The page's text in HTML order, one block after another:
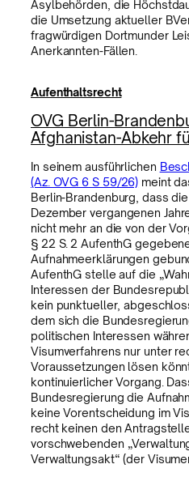
Asylbehörden, die
die Umsetzung aktueller
fragwürdigen Dortmunder
Anerkannten-Fällen.
Aufenthaltsrecht
OVG Berlin-
Afghanistan-Abkehr
In seinem ausführlichen
(Az. OVG 6 S 59/26) meint
Berlin-Brandenburg, dass
Dezember vergangenen
nicht mehr an die von der
§ 22 S. 2 AufenthG
Aufnahmeerklärungen
AufenthG stelle auf die
Interessen der
kein punktueller,
dem sich die
politischen Interessen
Visumverfahrens nur unter
Voraussetzungen lösen
kontinuierlicher Vorgang.
Bundesregierung die
keine Vorentscheidung im
recht keinen den
vorschwebenden
Verwaltungsakt“ (der